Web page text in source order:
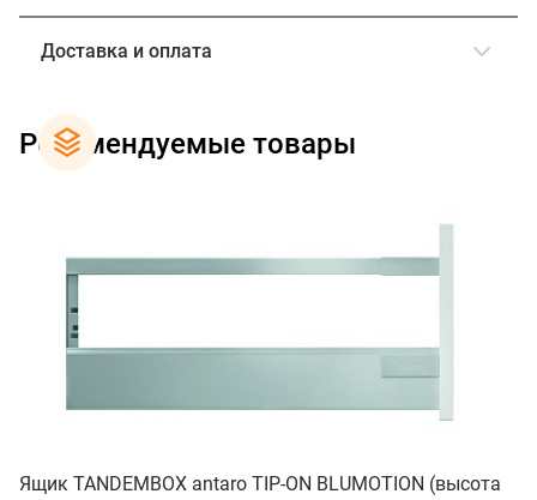
Доставка и оплата
Рекомендуемые товары
Ящик TANDEMBOX antaro TIP-ON BLUMOTION (высота